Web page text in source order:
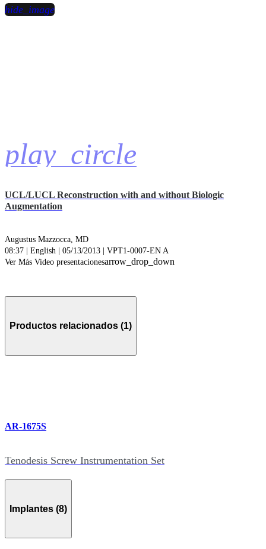
play_circle
hide_image
UCL/LUCL Reconstruction with and without Biologic
Augmentation
Augustus Mazzocca, MD
08:37 | English | 05/13/2013 | VPT1-0007-EN A
Ver Más Video presentacionesarrow_drop_down
Productos relacionados (1)
AR-1675S
Tenodesis Screw Instrumentation Set
Implantes (8)